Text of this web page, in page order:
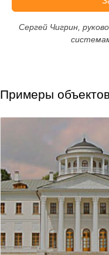
Сергей Чигрин,
Примеры